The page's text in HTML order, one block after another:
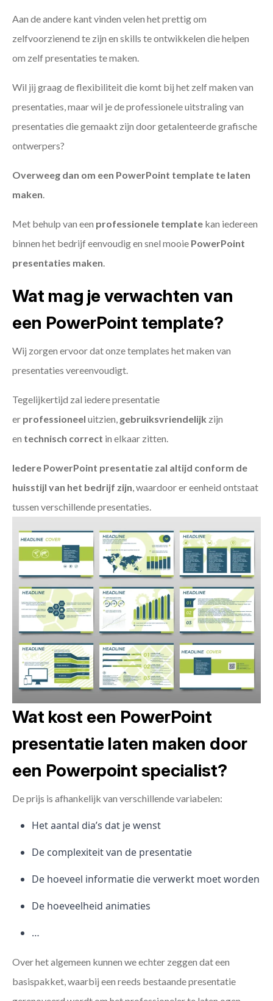
Aan de andere kant vinden velen het prettig om
zelfvoorzienend te zijn en skills te ontwikkelen die helpen
om zelf presentaties te maken.
Wil jij graag de flexibiliteit die komt bij het zelf maken van
presentaties, maar wil je de professionele uitstraling van
presentaties die gemaakt zijn door getalenteerde grafische
ontwerpers?
Overweeg dan om een PowerPoint template te laten
maken.
Met behulp van een professionele template kan iedereen
binnen het bedrijf eenvoudig en snel mooie PowerPoint
presentaties maken.
Wat mag je verwachten van
een PowerPoint template?
Wij zorgen ervoor dat onze templates het maken van
presentaties vereenvoudigt.
Tegelijkertijd zal iedere presentatie
er professioneel uitzien, gebruiksvriendelijk zijn
en technisch correct in elkaar zitten.
Iedere PowerPoint presentatie zal altijd conform de
huisstijl van het bedrijf zijn, waardoor er eenheid ontstaat
tussen verschillende presentaties.
Wat kost een PowerPoint
presentatie laten maken door
een Powerpoint specialist?
De prijs is afhankelijk van verschillende variabelen:
Het aantal dia’s dat je wenst
De complexiteit van de presentatie
De hoeveel informatie die verwerkt moet worden
De hoeveelheid animaties
…
Over het algemeen kunnen we echter zeggen dat een
basispakket, waarbij een reeds bestaande presentatie